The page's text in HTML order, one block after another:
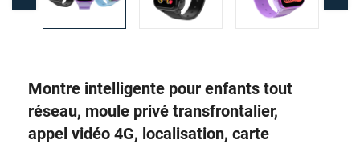
Montre intelligente pour enfants tout
réseau, moule privé transfrontalier,
appel vidéo 4G, localisation, carte